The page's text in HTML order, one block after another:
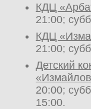
КДЦ
21:00;
КДЦ
21:00;
Детский
20:00;
15:00.